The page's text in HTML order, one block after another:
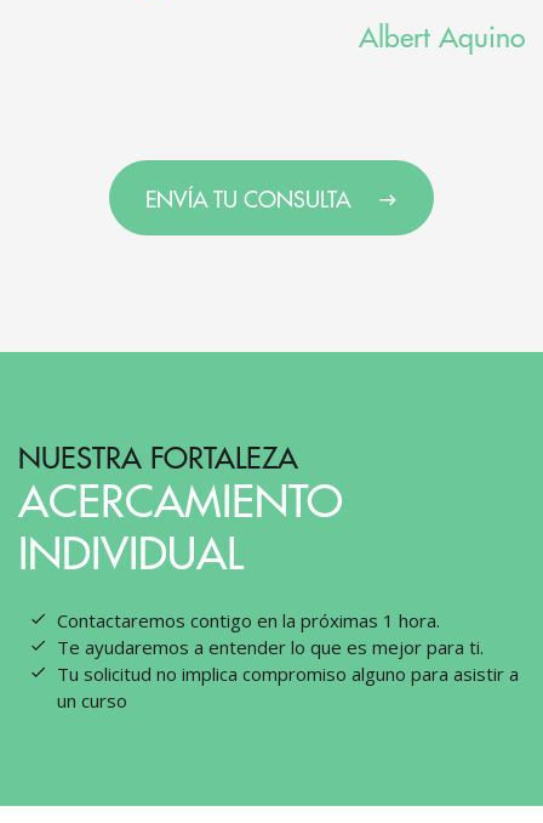
Albert Aquino
ENVÍA TU CONSULTA
NUESTRA FORTALEZA
ACERCAMIENTO
INDIVIDUAL
Contactaremos contigo en la próximas 1 hora.
Te ayudaremos a entender lo que es mejor para ti.
Tu solicitud no implica compromiso alguno para asistir a
un curso